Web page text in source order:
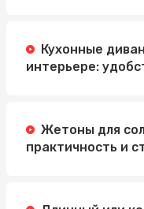
Кухонные
интерьере:
Жетоны для
практичность и